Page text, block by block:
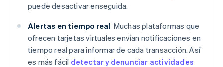
puede desactivar enseguida.
Alertas en tiempo real: Muchas plataformas que
ofrecen tarjetas virtuales envían notificaciones en
tiempo real para informar de cada transacción. Así
es más fácil detectar y denunciar actividades